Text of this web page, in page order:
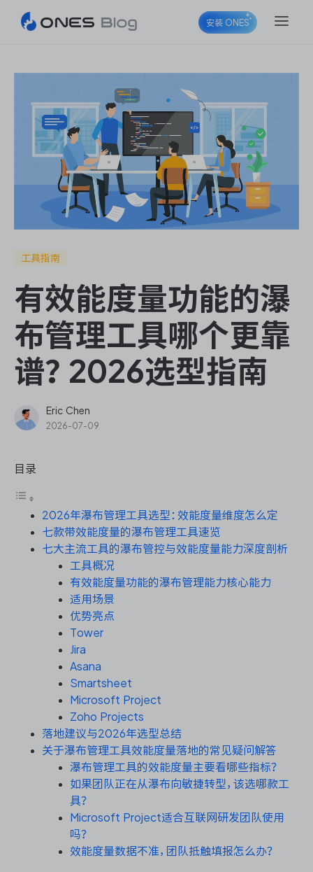
ONES Project
ONES Wiki
ONES Desk
ONES Assistant
测试管理
研发效能管理
资源和工时管理
服务台和工单管理
IPD 研发管理
ASPICE 研发管理
安装 ONES
工具指南
有效能度量功能的瀑
布管理工具哪个更靠
谱？2026选型指南
Eric Chen
2026-07-09
目录
2026年瀑布管理工具选型：效能度量维度怎么定
七款带效能度量的瀑布管理工具速览
七大主流工具的瀑布管控与效能度量能力深度剖析
工具概况
有效能度量功能的瀑布管理能力核心能力
适用场景
优势亮点
Tower
Jira
Asana
Smartsheet
Microsoft Project
Zoho Projects
落地建议与2026年选型总结
关于瀑布管理工具效能度量落地的常见疑问解答
瀑布管理工具的效能度量主要看哪些指标？
如果团队正在从瀑布向敏捷转型，该选哪款工
具？
Microsoft Project适合互联网研发团队使用
吗？
效能度量数据不准，团队抵触填报怎么办？